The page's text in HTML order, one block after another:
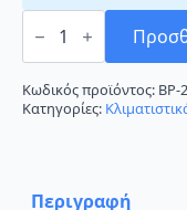
AUX
ASW-
H09B5B4/QCR3DI-
C0
ποσότητα
Κωδικός προϊόντος: BP-
Κατηγορίες:
Περιγραφή